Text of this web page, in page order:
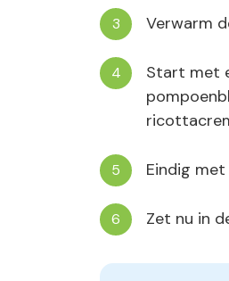
Verwarm
Start met
Eindig
Zet nu in